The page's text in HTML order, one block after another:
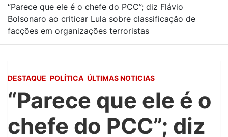
“Parece que ele é o chefe do PCC”; diz Flávio
Bolsonaro ao criticar Lula sobre classificação de
facções em organizações terroristas
DESTAQUE POLÍTICA ÚLTIMAS NOTICIAS
“Parece que ele é o
chefe do PCC”; diz